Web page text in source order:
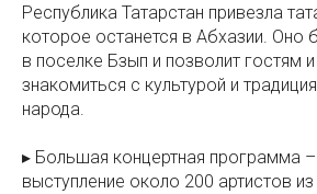
Республика Татарстан привезла
которое останется в Абхазии. Оно
в поселке Бзып и позволит гостям
знакомиться с культурой и
народа.
▸ Большая концертная программа
выступление около 200 артистов из